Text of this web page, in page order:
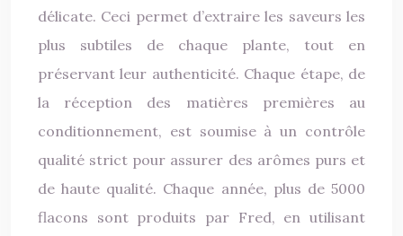
délicate. Ceci permet d’extraire les saveurs les
plus subtiles de chaque plante, tout en
préservant leur authenticité. Chaque étape, de
la réception des matières premières au
conditionnement, est soumise à un contrôle
qualité strict pour assurer des arômes purs et
de haute qualité. Chaque année, plus de 5000
flacons sont produits par Fred, en utilisant